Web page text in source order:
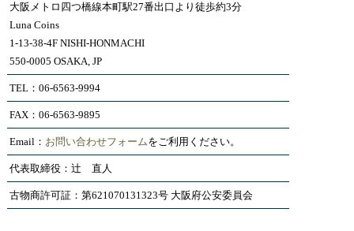
大阪メトロ四つ橋線本町駅27番出口より徒歩約3分
Luna Coins
1-13-38-4F NISHI-HONMACHI
550-0005 OSAKA, JP
TEL：06-6563-9994
FAX：06-6563-9895
Email： お問い合わせフォームをご利用ください。
代表取締役：辻 直人
古物商許可証：第621070131323号 大阪府公安委員会